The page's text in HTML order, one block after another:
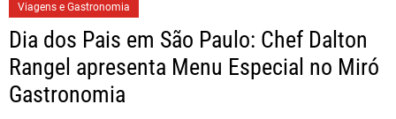
Viagens e Gastronomia
Dia dos Pais em São Paulo: Chef Dalton
Rangel apresenta Menu Especial no Miró
Gastronomia